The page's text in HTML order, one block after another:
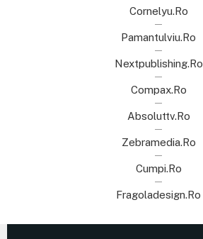
Cornelyu.ro
Pamantulviu.ro
Nextpublishing.ro
Compax.ro
Absoluttv.ro
Zebramedia.ro
Cumpi.ro
Fragoladesign.ro